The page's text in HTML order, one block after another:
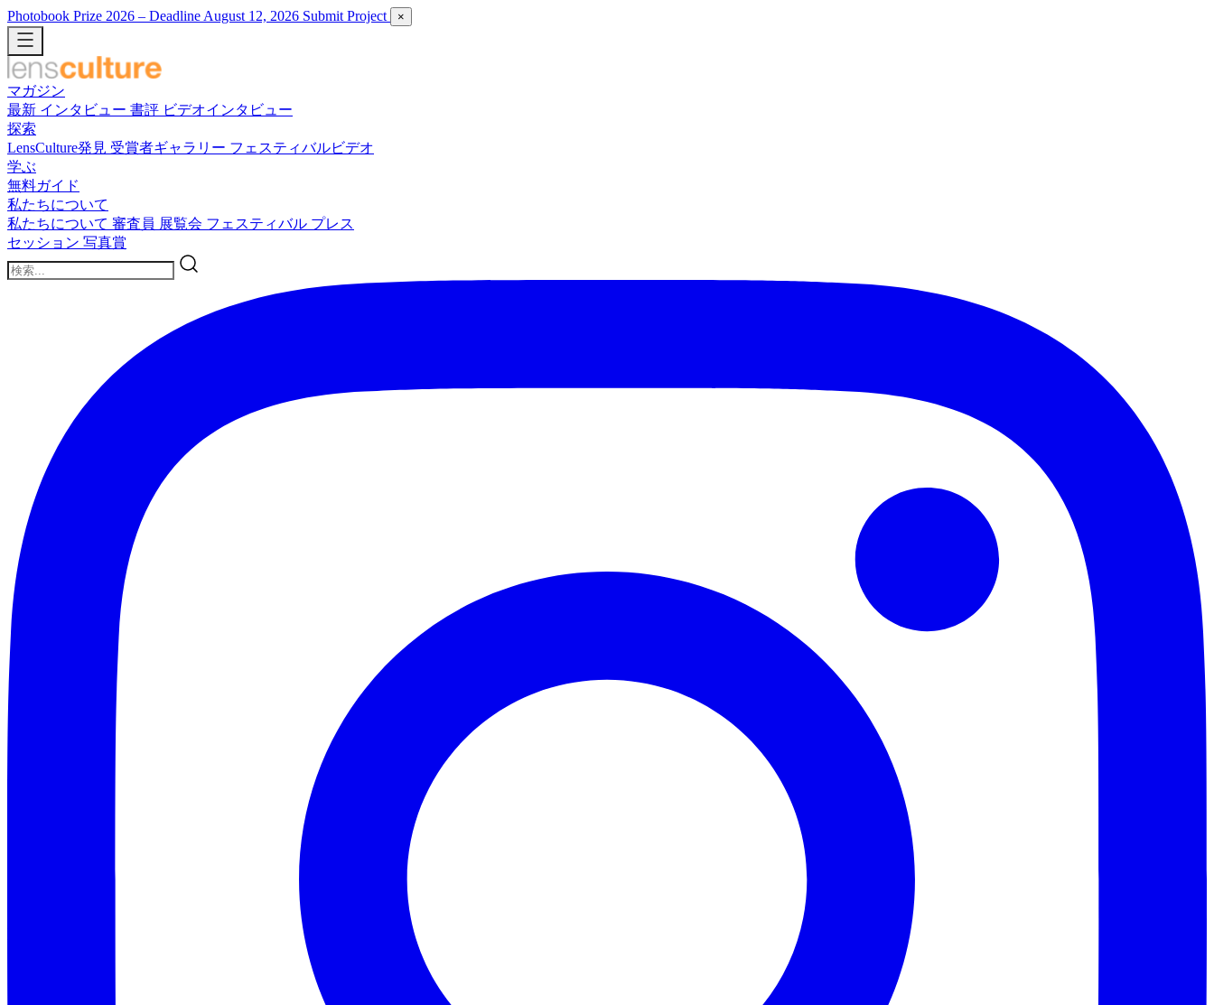
Photobook Prize 2026 – Deadline August 12, 2026 Submit Project ×
マガジン
最新 インタビュー 書評 ビデオインタビュー
探索
LensCulture発見 受賞者ギャラリー フェスティバルビデオ
学ぶ
無料ガイド
私たちについて
私たちについて 審査員 展覧会 フェスティバル プレス
セッション 写真賞